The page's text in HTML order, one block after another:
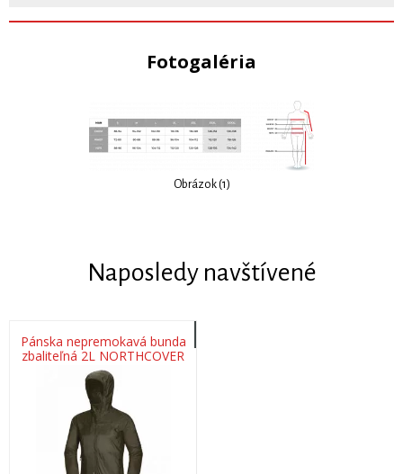
Fotogaléria
Obrázok (1)
Naposledy navštívené
Pánska nepremokavá bunda
zbaliteľná 2L NORTHCOVER
greenforest